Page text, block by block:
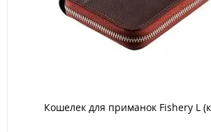
Кошелек для приманок Fishery L